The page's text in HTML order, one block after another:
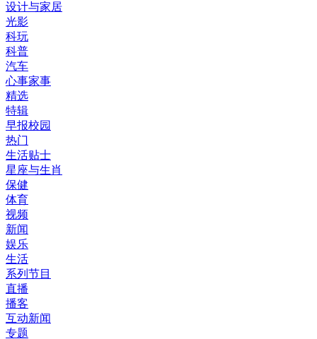
设计与家居
光影
科玩
科普
汽车
心事家事
精选
特辑
早报校园
热门
生活贴士
星座与生肖
保健
体育
视频
新闻
娱乐
生活
系列节目
直播
播客
互动新闻
专题